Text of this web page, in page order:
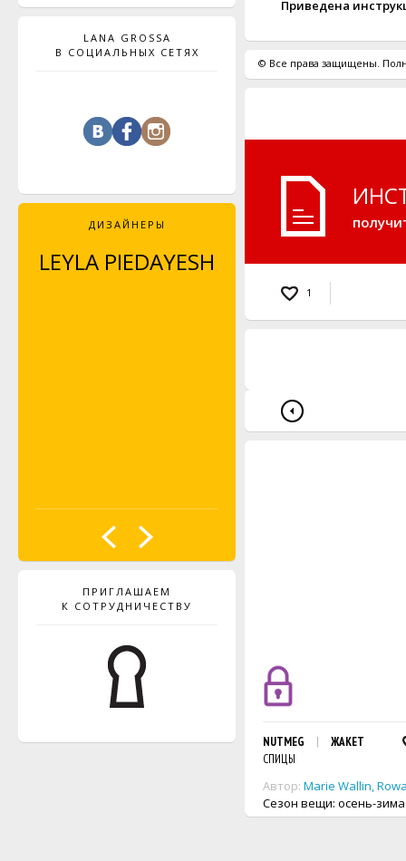
LANA GROSSA
В СОЦИАЛЬНЫХ СЕТЯХ
ДИЗАЙНЕРЫ
LEYLA PIEDAYESH
MAJA CELINÉ
PROBST
ПРИГЛАШАЕМ
К СОТРУДНИЧЕСТВУ
Приведена
© Все права защищены.
1
NUTMEG
ЖАКЕТ
СПИЦЫ
Автор: Marie Wallin,
Сезон вещи: осень-зима